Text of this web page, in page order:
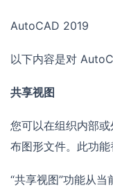
AutoCAD 2019
以下内容是对
共享视图
您可以在组织内部
布图形文件。此功能
“共享视图”功能从